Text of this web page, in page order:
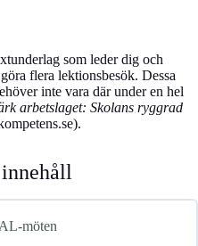
som leder dig och
flera lektionsbesök. Dessa
inte vara där under en hel
arbetslaget: Skolans ryggrad
möten